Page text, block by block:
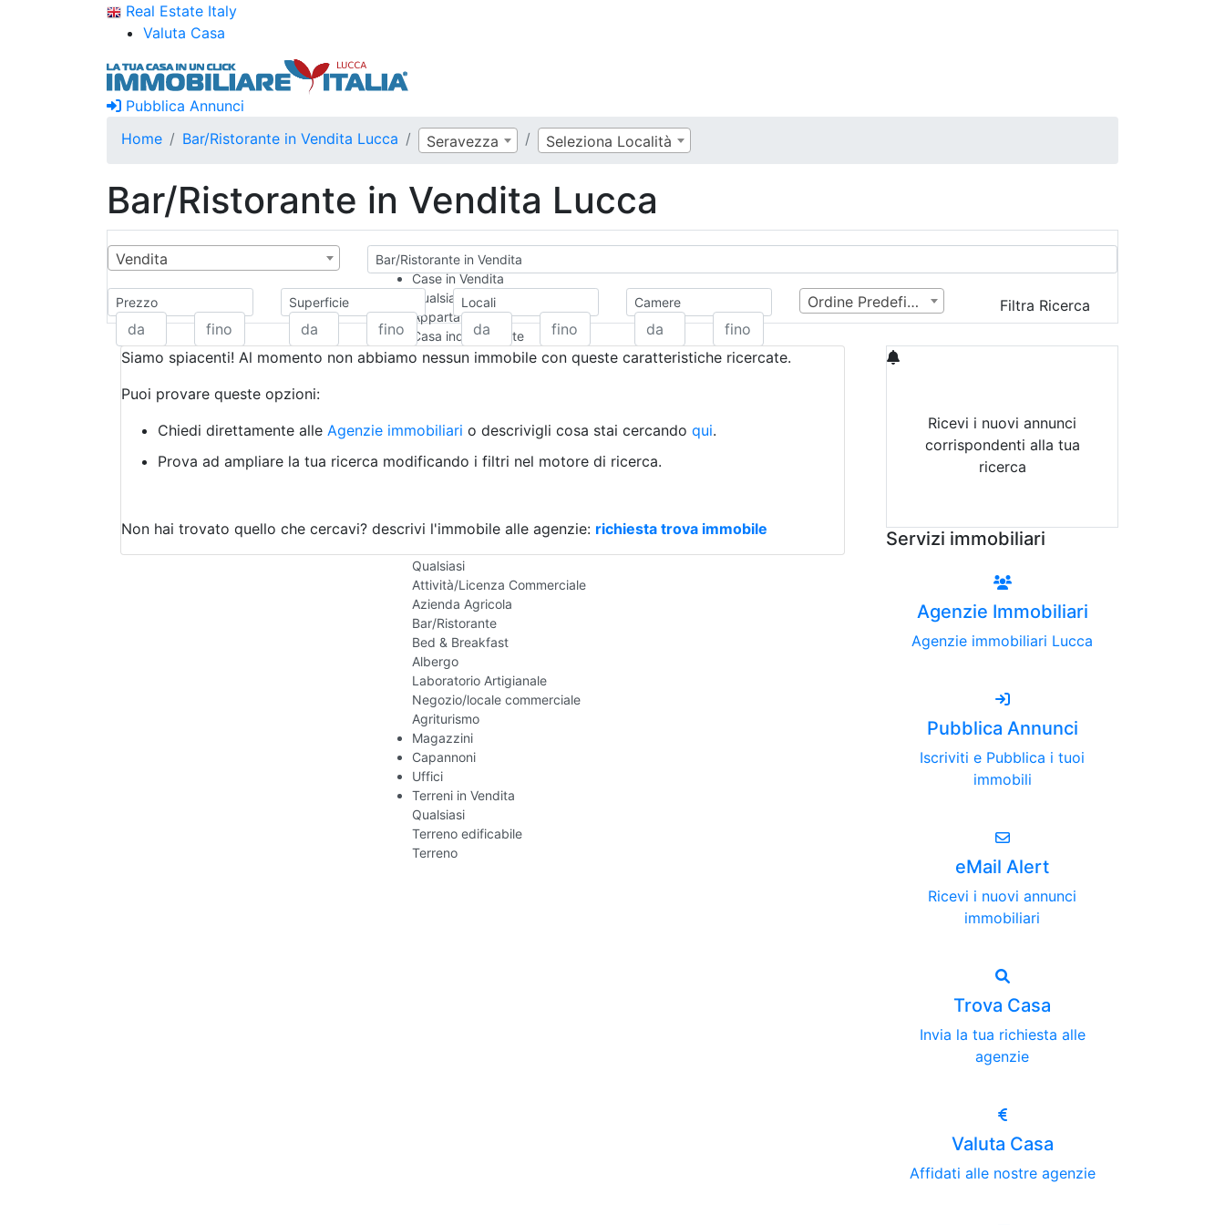
Real Estate Italy
Valuta Casa
Pubblica Annunci
Home
Bar/Ristorante in Vendita Lucca Seravezza Seleziona Località
Bar/Ristorante in Vendita Lucca
Vendita
Bar/Ristorante in Vendita
Case in Vendita
Qualsiasi
Appartamento
Casa indipendente
Casa Semi-indipendente
Rustico/Casale
Camera d'Albergo
Box/Garage
Qualsiasi
Attività/Licenza Commerciale
Azienda Agricola
Bar/Ristorante
Bed & Breakfast
Albergo
Laboratorio Artigianale
Negozio/locale commerciale
Agriturismo
Magazzini
Capannoni
Uffici
Terreni in Vendita
Qualsiasi
Terreno edificabile
Terreno
Prezzo Superficie Locali Camere Ordine Predefinito Filtra Ricerca
Siamo spiacenti! Al momento non abbiamo nessun immobile con queste caratteristiche ricercate.
Puoi provare queste opzioni:
Chiedi direttamente alle Agenzie immobiliari o descrivigli cosa stai cercando qui.
Prova ad ampliare la tua ricerca modificando i filtri nel motore di ricerca.
Non hai trovato quello che cercavi? descrivi l'immobile alle agenzie: richiesta trova immobile
Ricevi i nuovi annunci
corrispondenti alla tua
ricerca
Servizi immobiliari
Agenzie Immobiliari
Agenzie immobiliari Lucca
Pubblica Annunci
Iscriviti e Pubblica i tuoi
immobili
eMail Alert
Ricevi i nuovi annunci
immobiliari
Trova Casa
Invia la tua richiesta alle
agenzie
Valuta Casa
Affidati alle nostre agenzie